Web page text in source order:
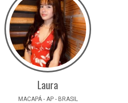
Laura
MACAPÁ - AP - BRASIL